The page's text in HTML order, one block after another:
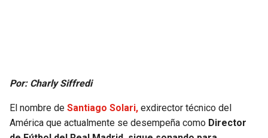
Por: Charly Siffredi
El nombre de Santiago Solari, exdirector técnico del
América que actualmente se desempeña como Director